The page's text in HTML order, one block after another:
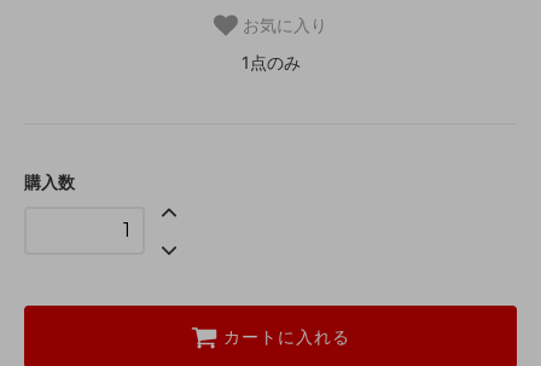
お気に入り
1点のみ
購入数
カートに入れる